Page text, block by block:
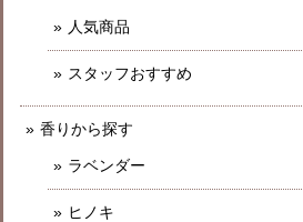
人気商品
スタッフおすすめ
香りから探す
ラベンダー
ヒノキ